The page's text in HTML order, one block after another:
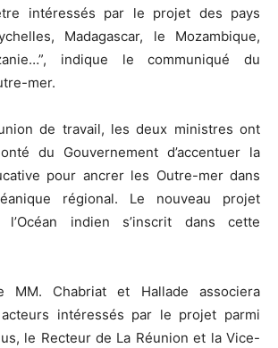
intéressés par le projet des pays
Madagascar, le Mozambique,
indique le communiqué du
mer.
de travail, les deux ministres ont
du Gouvernement d’accentuer la
pour ancrer les Outre-mer dans
régional. Le nouveau projet
l’Océan indien s’inscrit dans cette
MM. Chabriat et Hallade associera
acteurs intéressés par le projet parmi
le Recteur de La Réunion et la Vice-